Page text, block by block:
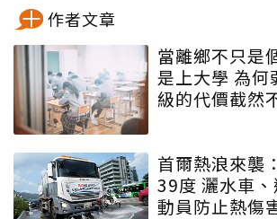
作者文章
當離鄉不只是
是上大學 為何
級的代價截然
首爾熱浪來襲
39度 灑水車
動員防止熱傷